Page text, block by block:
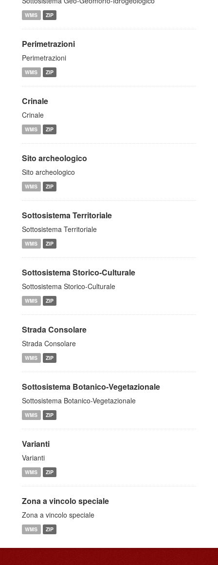
WMS ZIP
Perimetrazioni
Perimetrazioni
WMS ZIP
Crinale
Crinale
WMS ZIP
Sito archeologico
Sito archeologico
WMS ZIP
Sottosistema Territoriale
Sottosistema Territoriale
WMS ZIP
Sottosistema Storico-Culturale
Sottosistema Storico-Culturale
WMS ZIP
Strada Consolare
Strada Consolare
WMS ZIP
Sottosistema Botanico-Vegetazionale
Sottosistema Botanico-Vegetazionale
WMS ZIP
Varianti
Varianti
WMS ZIP
Zona a vincolo speciale
Zona a vincolo speciale
WMS ZIP